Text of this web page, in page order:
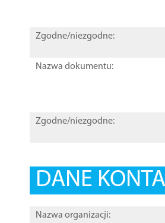
Zgodne/niezgodne:
Nazwa dokumentu:
Zgodne/niezgodne:
DANE
Nazwa organizacji: